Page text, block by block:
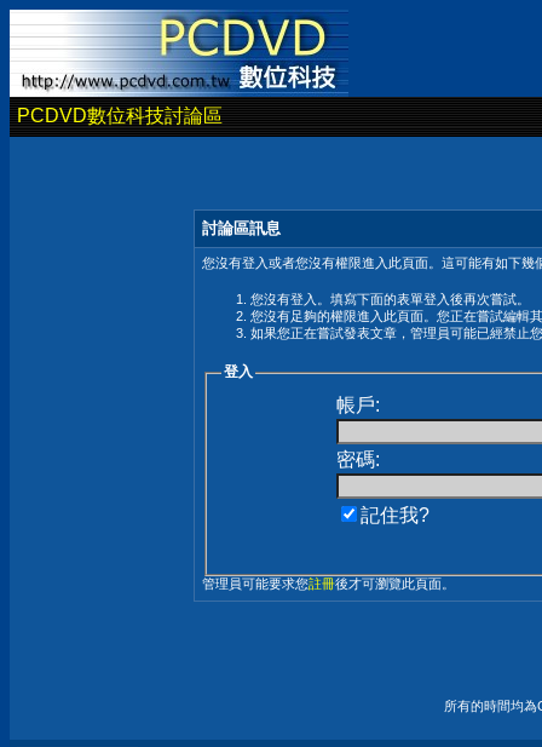
PCDVD數位科技討論區
討論區訊息
您沒有登入或者您沒有權限進入此頁面。這可能有如下幾
您沒有登入。填寫下面的表單登入後再次嘗試。
您沒有足夠的權限進入此頁面。您正在嘗試編輯
如果您正在嘗試發表文章，管理員可能已經禁止
登入
帳戶:
密碼:
記住我?
管理員可能要求您註冊後才可瀏覽此頁面。
所有的時間均為